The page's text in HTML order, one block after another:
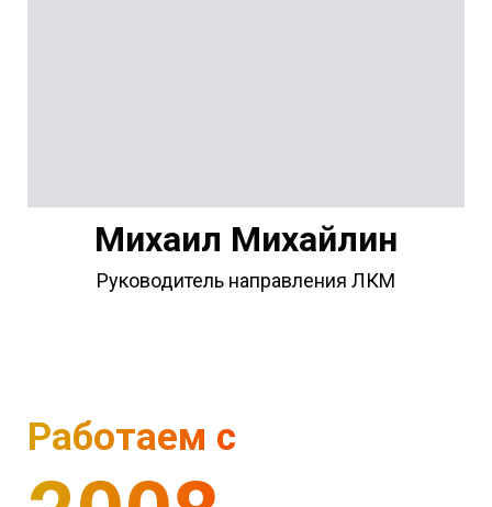
Михаил Михайлин
Руководитель направления ЛКМ
Работаем с